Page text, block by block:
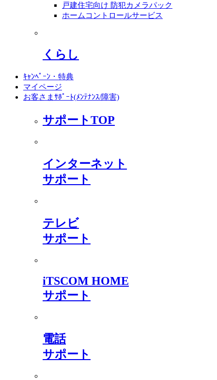
戸建住宅向け 防犯カメラパック
ホームコントロールサービス
くらし
ｷｬﾝﾍﾟｰﾝ・特典
マイページ
お客さまｻﾎﾟｰﾄ(ﾒﾝﾃﾅﾝｽ/障害)
サポートTOP
インターネット
サポート
テレビ
サポート
iTSCOM HOME
サポート
電話
サポート